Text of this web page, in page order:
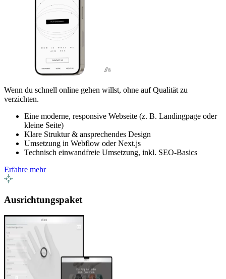
Wenn du schnell online gehen willst, ohne auf Qualität zu
verzichten.
Eine moderne, responsive Webseite (z. B. Landingpage oder
kleine Seite)
Klare Struktur & ansprechendes Design
Umsetzung in Webflow oder Next.js
Technisch einwandfreie Umsetzung, inkl. SEO-Basics
Erfahre mehr
Ausrichtungspaket